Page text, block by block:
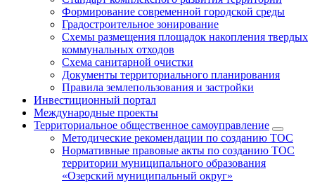
Формирование современной городской среды
Градостроительное зонирование
Схемы размещения площадок накопления твердых
коммунальных отходов
Схема санитарной очистки
Документы территориального планирования
Правила землепользования и застройки
Инвестиционный портал
Международные проекты
Территориальное общественное самоуправление
Методические рекомендации по созданию ТОС
Нормативные правовые акты по созданию ТОС
территории муниципального образования
«Озерский муниципальный округ»